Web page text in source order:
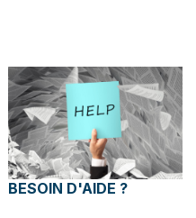
BESOIN D'AIDE ?